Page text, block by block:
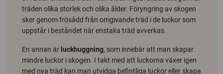
träden olika storlek och olika ålder. Föryngring av skogen
sker genom frösådd från omgivande träd i de luckor som
uppstår i beståndet när enstaka träd avverkas.
En annan är luckhuggning, som innebär att man skapar
mindre luckor i skogen. I takt med att luckorna växer igen
med nya träd kan man utvidga befintliga luckor eller skapa